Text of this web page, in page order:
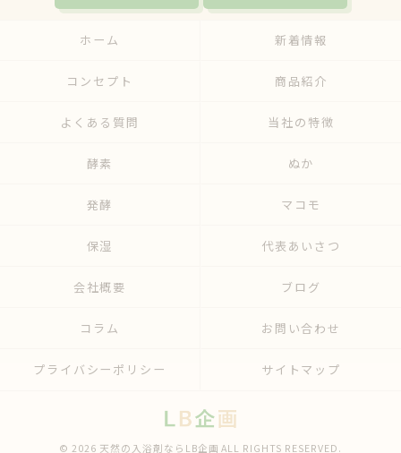
ホーム 新着情報
コンセプト 商品紹介
よくある質問 当社の特徴
酵素 ぬか
発酵 マコモ
保湿 代表あいさつ
会社概要 ブログ
コラム お問い合わせ
プライバシーポリシー サイトマップ
© 2026 天然の入浴剤ならLB企画 ALL RIGHTS RESERVED.